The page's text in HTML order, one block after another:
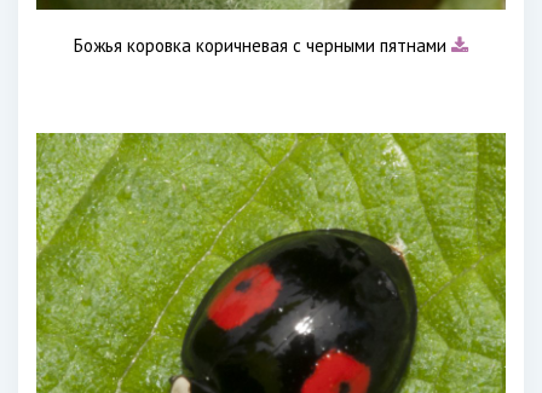
Божья коровка коричневая с черными пятнами